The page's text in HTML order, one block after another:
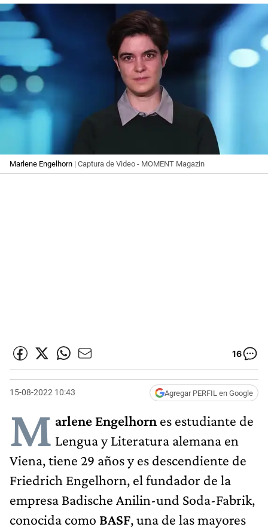
Marlene Engelhorn | Captura de Video - MOMENT Magazin
16
15-08-2022 10:43 Agregar PERFIL en Google
M arlene Engelhorn es estudiante de
Lengua y Literatura alemana en
Viena, tiene 29 años y es descendiente de
Friedrich Engelhorn, el fundador de la
empresa Badische Anilin-und Soda-Fabrik,
conocida como BASF, una de las mayores